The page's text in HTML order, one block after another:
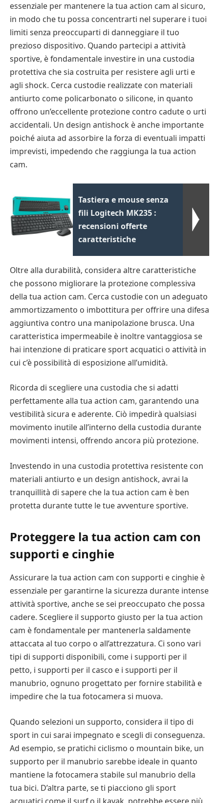
essenziale per mantenere la tua action cam al sicuro,
in modo che tu possa concentrarti nel superare i tuoi
limiti senza preoccuparti di danneggiare il tuo
prezioso dispositivo. Quando partecipi a attività
sportive, è fondamentale investire in una custodia
protettiva che sia costruita per resistere agli urti e
agli shock. Cerca custodie realizzate con materiali
antiurto come policarbonato o silicone, in quanto
offrono un’eccellente protezione contro cadute o urti
accidentali. Un design antishock è anche importante
poiché aiuta ad assorbire la forza di eventuali impatti
imprevisti, impedendo che raggiunga la tua action
cam.
Tastiera e mouse senza
fili Logitech MK235 :
recensioni offerte
caratteristiche
Oltre alla durabilità, considera altre caratteristiche
che possono migliorare la protezione complessiva
della tua action cam. Cerca custodie con un adeguato
ammortizzamento o imbottitura per offrire una difesa
aggiuntiva contro una manipolazione brusca. Una
caratteristica impermeabile è inoltre vantaggiosa se
hai intenzione di praticare sport acquatici o attività in
cui c’è possibilità di esposizione all’umidità.
Ricorda di scegliere una custodia che si adatti
perfettamente alla tua action cam, garantendo una
vestibilità sicura e aderente. Ciò impedirà qualsiasi
movimento inutile all’interno della custodia durante
movimenti intensi, offrendo ancora più protezione.
Investendo in una custodia protettiva resistente con
materiali antiurto e un design antishock, avrai la
tranquillità di sapere che la tua action cam è ben
protetta durante tutte le tue avventure sportive.
Proteggere la tua action cam con
supporti e cinghie
Assicurare la tua action cam con supporti e cinghie è
essenziale per garantirne la sicurezza durante intense
attività sportive, anche se sei preoccupato che possa
cadere. Scegliere il supporto giusto per la tua action
cam è fondamentale per mantenerla saldamente
attaccata al tuo corpo o all’attrezzatura. Ci sono vari
tipi di supporti disponibili, come i supporti per il
petto, i supporti per il casco e i supporti per il
manubrio, ognuno progettato per fornire stabilità e
impedire che la tua fotocamera si muova.
Quando selezioni un supporto, considera il tipo di
sport in cui sarai impegnato e scegli di conseguenza.
Ad esempio, se pratichi ciclismo o mountain bike, un
supporto per il manubrio sarebbe ideale in quanto
mantiene la fotocamera stabile sul manubrio della
tua bici. D’altra parte, se ti piacciono gli sport